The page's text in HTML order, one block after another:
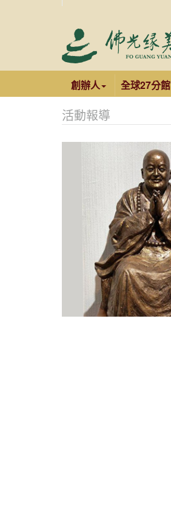
創辦人 全球27分館
活動報導